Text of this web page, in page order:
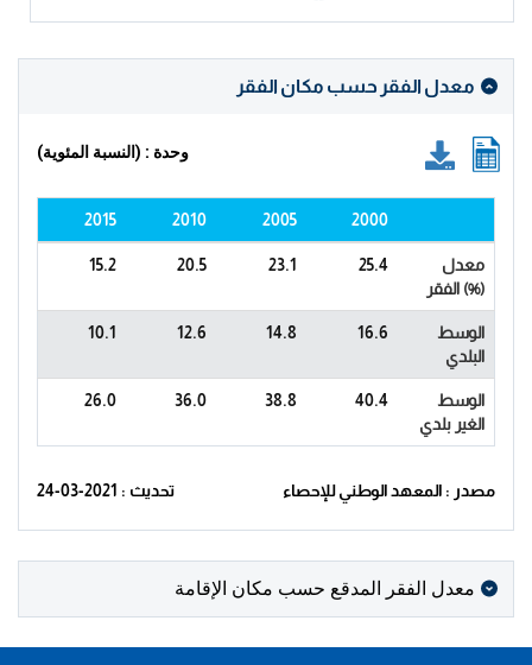
معدل الفقر حسب مكان الفقر
وحدة : (النسبة المئوية)
2000
2005
2010
2015
معدل
الفقر (%)
25.4
23.1
20.5
15.2
الوسط
البلدي
16.6
14.8
12.6
10.1
الوسط
الغير بلدي
40.4
38.8
36.0
26.0
مصدر : المعهد الوطني للإحصاء تحديث : 2021-03-24
معدل الفقر المدقع حسب مكان الإقامة